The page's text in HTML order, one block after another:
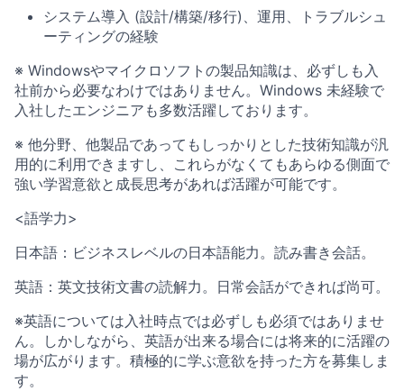
システム導入 (設計/構築/移行)、運用、トラブルシュ
ーティングの経験
※ Windowsやマイクロソフトの製品知識は、必ずしも入
社前から必要なわけではありません。Windows 未経験で
入社したエンジニアも多数活躍しております。
※ 他分野、他製品であってもしっかりとした技術知識が汎
用的に利用できますし、これらがなくてもあらゆる側面で
強い学習意欲と成長思考があれば活躍が可能です。
<語学力>
日本語：ビジネスレベルの日本語能力。読み書き会話。
英語：英文技術文書の読解力。日常会話ができれば尚可。
※英語については入社時点では必ずしも必須ではありませ
ん。しかしながら、英語が出来る場合には将来的に活躍の
場が広がります。積極的に学ぶ意欲を持った方を募集しま
す。